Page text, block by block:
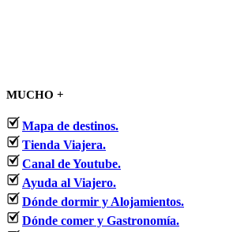
MUCHO +
Mapa de destinos.
Tienda Viajera.
Canal de Youtube.
Ayuda al Viajero.
Dónde dormir y Alojamientos.
Dónde comer y Gastronomía.